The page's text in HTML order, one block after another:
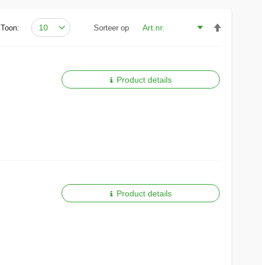
Sorteer op
Toon:
Product details
Product details